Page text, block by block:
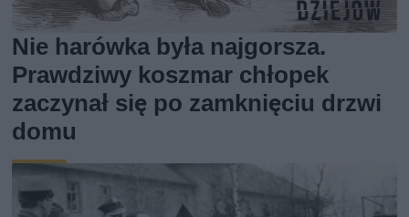
Nie harówka była najgorsza.
Prawdziwy koszmar chłopek
zaczynał się po zamknięciu drzwi
domu